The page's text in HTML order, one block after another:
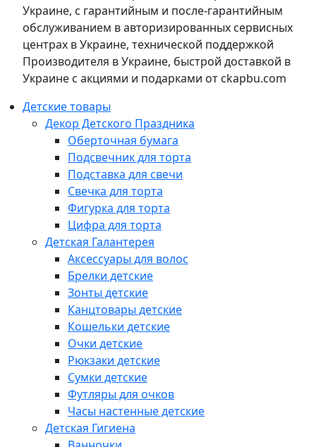
Украине, с гарантийным и после-гарантийным
обслуживанием в авторизированных сервисных
центрах в Украине, технической поддержкой
Производителя в Украине, быстрой доставкой в
Украине с акциями и подарками от ckapbu.com
Детские товары
Декор Детского Праздника
Оберточная бумага
Подсвечник для торта
Подставка для свечи
Свечка для торта
Фигурка для торта
Цифра для торта
Детская Галантерея
Аксессуары для волос
Брелки детские
Зонты детские
Канцтовары детские
Кошельки детские
Очки детские
Рюкзаки детские
Сумки детские
Футляры для очков
Часы настенные детские
Детская Гигиена